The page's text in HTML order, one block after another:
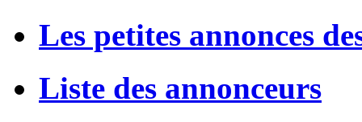
Les petites annonces
Liste des annonceurs